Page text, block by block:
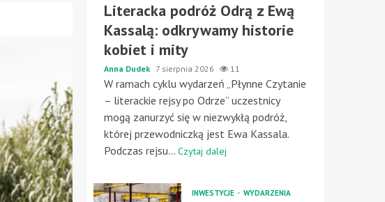
Literacka podróż Odrą z Ewą
Kassalą: odkrywamy historie
kobiet i mity
Anna Dudek 7 sierpnia 2026 11
W ramach cyklu wydarzeń „Płynne Czytanie
– literackie rejsy po Odrze” uczestnicy
mogą zanurzyć się w niezwykłą podróż,
której przewodniczką jest Ewa Kassala.
Podczas rejsu... Czytaj dalej
INWESTYCJE WYDARZENIA